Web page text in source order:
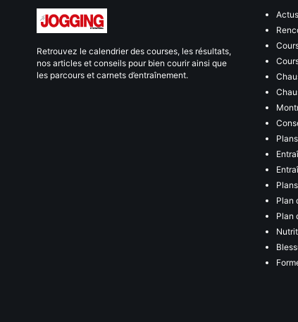
Retrouvez le calendrier des courses, les résultats,
nos articles et conseils pour bien courir ainsi que
les parcours et carnets d’entraînement.
Actus
Plan
Plan